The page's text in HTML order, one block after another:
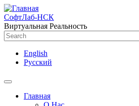
СофтЛаб-НСК
Виртуальная Реальность
English
Русский
Главная